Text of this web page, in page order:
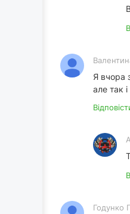
Я вчора
але так
Годунко